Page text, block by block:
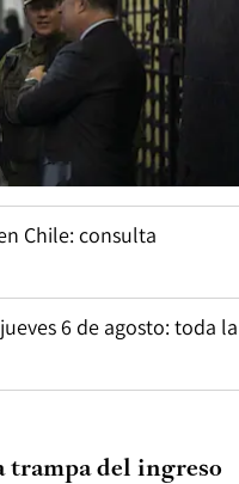
Chile: consulta
6 de agosto: toda la
trampa del ingreso